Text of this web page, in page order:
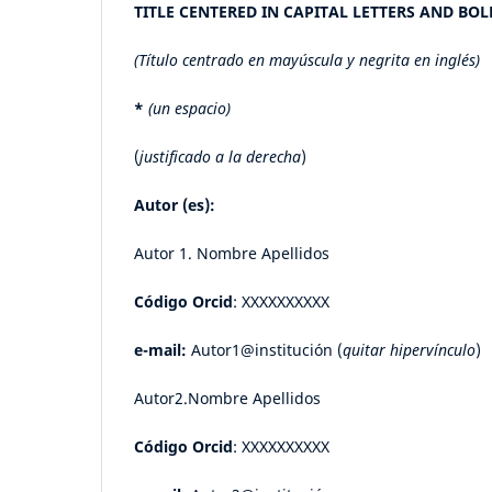
TITLE CENTERED IN CAPITAL LETTERS AND
(Título centrado en mayúscula y negrita en inglés)
* (un espacio)
(justificado a la derecha)
Autor (es):
Autor 1. Nombre Apellidos
Código Orcid: XXXXXXXXXX
e-mail: Autor1@institución (quitar hipervínculo)
Autor2.Nombre Apellidos
Código Orcid: XXXXXXXXXX